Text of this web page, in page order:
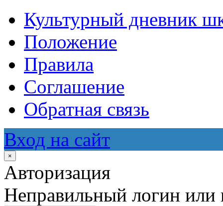
Культурный дневник
Положение
Правила
Соглашение
Обратная связь
Вход на сайт
×
Авторизация
Неправильный логин или